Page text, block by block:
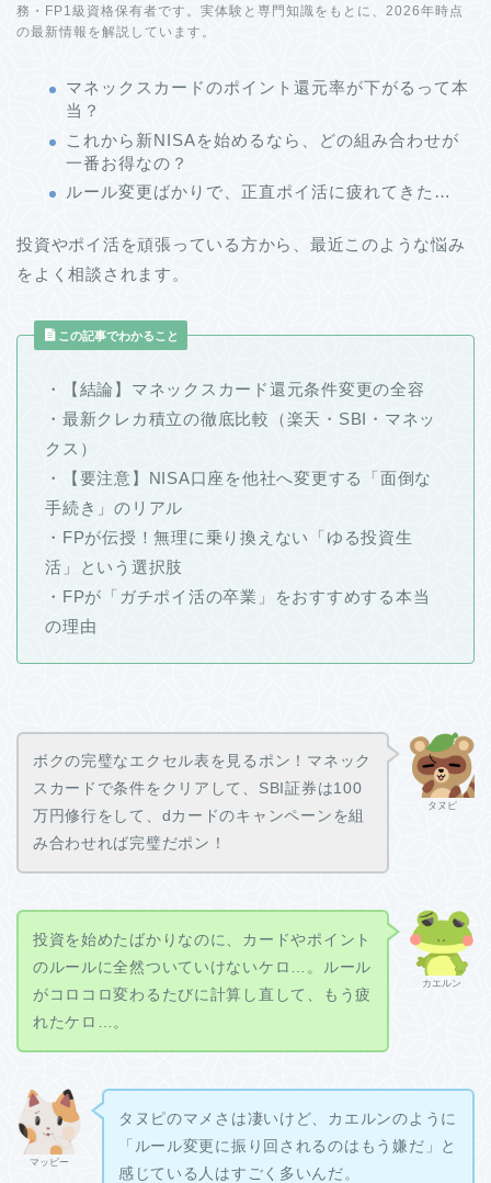
務・FP1級資格保有者です。実体験と専門知識をもとに、2026年時点
の最新情報を解説しています。
マネックスカードのポイント還元率が下がるって本
当？
これから新NISAを始めるなら、どの組み合わせが
一番お得なの？
ルール変更ばかりで、正直ポイ活に疲れてきた…
投資やポイ活を頑張っている方から、最近このような悩み
をよく相談されます。
この記事でわかること
・【結論】マネックスカード還元条件変更の全容
・最新クレカ積立の徹底比較（楽天・SBI・マネッ
クス）
・【要注意】NISA口座を他社へ変更する「面倒な
手続き」のリアル
・FPが伝授！無理に乗り換えない「ゆる投資生
活」という選択肢
・FPが「ガチポイ活の卒業」をおすすめする本当
の理由
タヌピ
ボクの完璧なエクセル表を見るポン！マネック
スカードで条件をクリアして、SBI証券は100
万円修行をして、dカードのキャンペーンを組
み合わせれば完璧だポン！
カエルン
投資を始めたばかりなのに、カードやポイント
のルールに全然ついていけないケロ…。ルール
がコロコロ変わるたびに計算し直して、もう疲
れたケロ…。
マッピー
タヌピのマメさは凄いけど、カエルンのように
「ルール変更に振り回されるのはもう嫌だ」と
感じている人はすごく多いんだ。